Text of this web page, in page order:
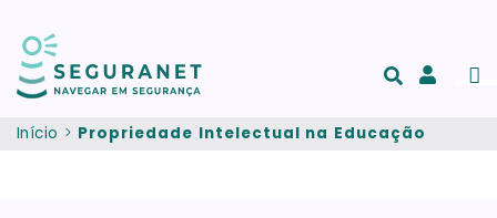
e
Início Propriedade Intelectual na Educação